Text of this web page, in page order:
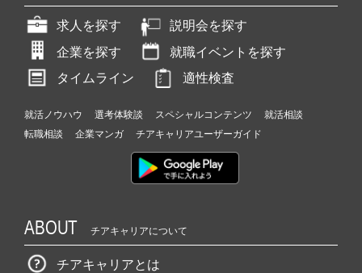
求人を探す
説明会を探す
企業を探す
就職イベントを探す
タイムライン
適性検査
就活ノウハウ 選考体験談 スペシャルコンテンツ
就活相談
転職相談
企業マンガ チアキャリアユーザーガイド
ABOUT チアキャリアについて
チアキャリアとは